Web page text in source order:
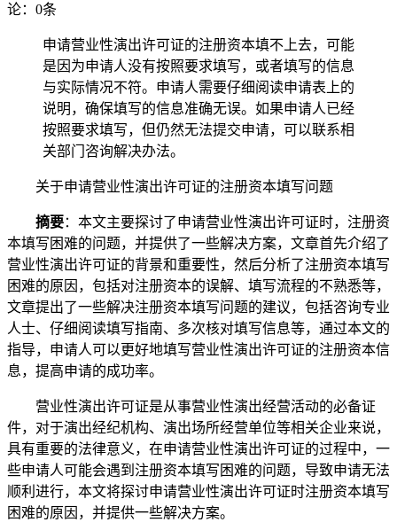
论：0条
申请营业性演出许可证的注册资本填不上去，可能
是因为申请人没有按照要求填写，或者填写的信息
与实际情况不符。申请人需要仔细阅读申请表上的
说明，确保填写的信息准确无误。如果申请人已经
按照要求填写，但仍然无法提交申请，可以联系相
关部门咨询解决办法。
关于申请营业性演出许可证的注册资本填写问题
摘要：本文主要探讨了申请营业性演出许可证时，注册资
本填写困难的问题，并提供了一些解决方案，文章首先介绍了
营业性演出许可证的背景和重要性，然后分析了注册资本填写
困难的原因，包括对注册资本的误解、填写流程的不熟悉等，
文章提出了一些解决注册资本填写问题的建议，包括咨询专业
人士、仔细阅读填写指南、多次核对填写信息等，通过本文的
指导，申请人可以更好地填写营业性演出许可证的注册资本信
息，提高申请的成功率。
营业性演出许可证是从事营业性演出经营活动的必备证
件，对于演出经纪机构、演出场所经营单位等相关企业来说，
具有重要的法律意义，在申请营业性演出许可证的过程中，一
些申请人可能会遇到注册资本填写困难的问题，导致申请无法
顺利进行，本文将探讨申请营业性演出许可证时注册资本填写
困难的原因，并提供一些解决方案。